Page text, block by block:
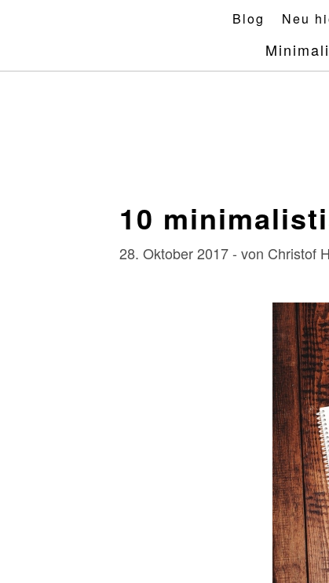
Blog Neu
10
28. Oktober 2017 - von Christof